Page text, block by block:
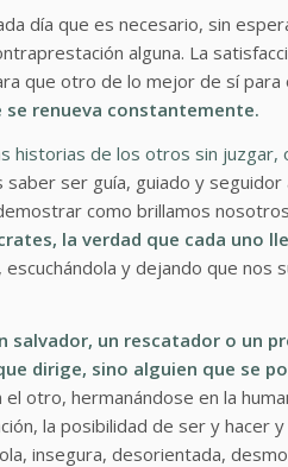
día que es necesario, sin
alguna. La
que otro de lo mejor de sí para
se renueva constantemente.
historias de los otros sin
saber ser guía, guiado y
como brillamos
la verdad que cada uno
y dejando que nos
salvador, un rescatador o un
dirige, sino alguien que se
otro, hermanándose en la
la posibilidad de ser y hacer
insegura, desorientada,